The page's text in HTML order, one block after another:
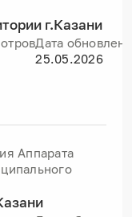
г.Казани
Дата
25.05.2026
Аппарата